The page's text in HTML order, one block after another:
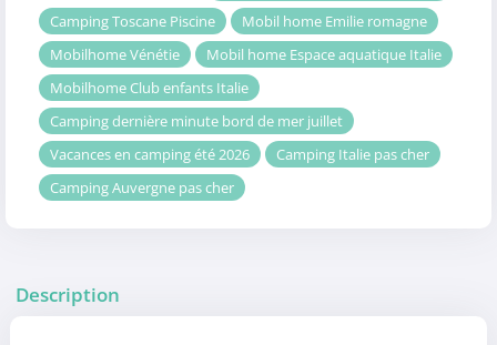
Camping Toscane Piscine
Mobil home Emilie romagne
Mobilhome Vénétie
Mobil home Espace aquatique Italie
Mobilhome Club enfants Italie
Camping dernière minute bord de mer juillet
Vacances en camping été 2026
Camping Italie pas cher
Camping Auvergne pas cher
Description